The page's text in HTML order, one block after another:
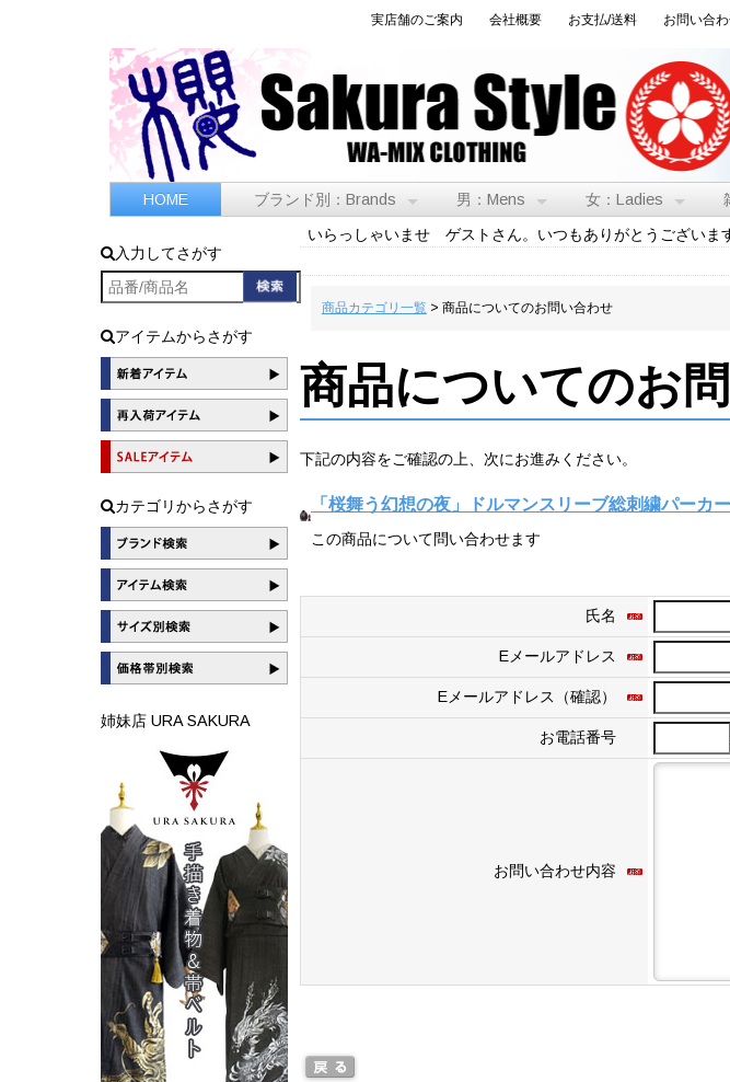
実店舗のご案内 会社概要 お支払/送料 お問い合
HOME ブランド別：Brands 男：Mens 女：Ladies
入力してさがす
アイテムからさがす
カテゴリからさがす
姉妹店 URA SAKURA
いらっしゃいませ ゲストさん。いつもありがとうございま
商品カテゴリ一覧> 商品についてのお問い合わせ
商品についてのお
下記の内容をご確認の上、次にお進みください。
「桜舞う幻想の夜」ドルマンスリーブ総刺繍パーカ
この商品について問い合わせます
氏名
Eメールアドレス
Eメールアドレス（確認）
お電話番号
お問い合わせ内容